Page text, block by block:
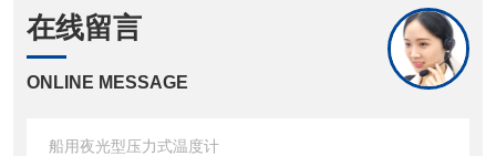
在线留言
ONLINE MESSAGE